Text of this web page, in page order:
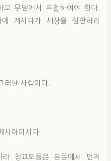
무덤에서 부활하여야 한다.
계시다가 세상을 심판하러
러한 사람이다.
시아이시다.
청교도들은 본문에서 먼저